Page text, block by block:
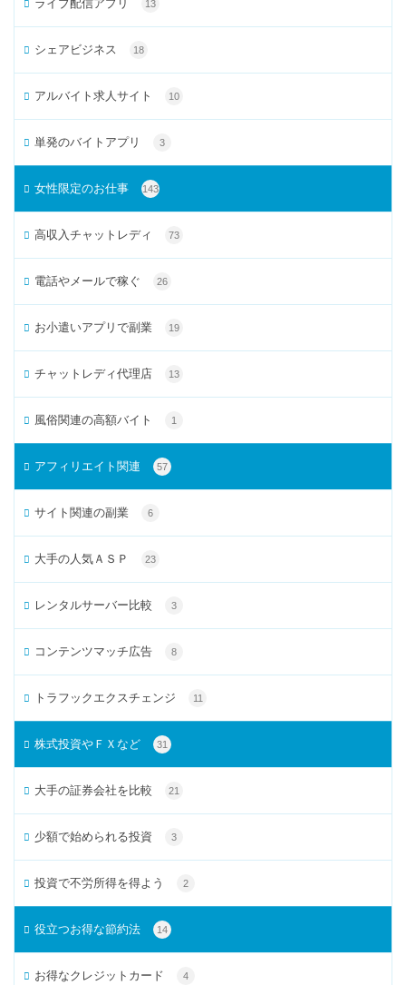
ライブ配信アプリ 13
シェアビジネス 18
アルバイト求人サイト 10
単発のバイトアプリ 3
女性限定のお仕事 143
高収入チャットレディ 73
電話やメールで稼ぐ 26
お小遣いアプリで副業 19
チャットレディ代理店 13
風俗関連の高額バイト 1
アフィリエイト関連 57
サイト関連の副業 6
大手の人気ＡＳＰ 23
レンタルサーバー比較 3
コンテンツマッチ広告 8
トラフックエクスチェンジ 11
株式投資やＦＸなど 31
大手の証券会社を比較 21
少額で始められる投資 3
投資で不労所得を得よう 2
役立つお得な節約法 14
お得なクレジットカード 4